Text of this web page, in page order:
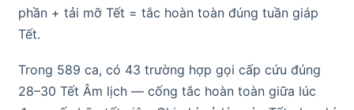
phần + tải mỡ Tết = tắc hoàn toàn đúng tuần giáp
Tết.
Trong 589 ca, có 43 trường hợp gọi cấp cứu đúng
28–30 Tết Âm lịch — cống tắc hoàn toàn giữa lúc